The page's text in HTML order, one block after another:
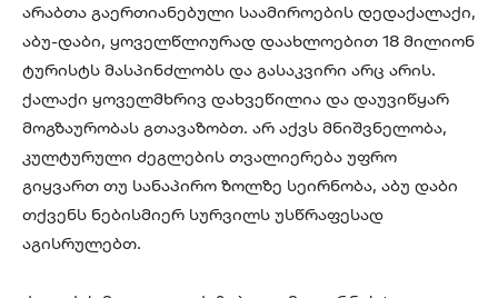
არაბთა გაერთიანებული საამიროების დედაქალაქი,
აბუ-დაბი, ყოველწლიურად დაახლოებით 18 მილიონ
ტურისტს მასპინძლობს და გასაკვირი არც არის.
ქალაქი ყოველმხრივ დახვეწილია და დაუვიწყარ
მოგზაურობას გთავაზობთ. არ აქვს მნიშვნელობა,
კულტურული ძეგლების თვალიერება უფრო
გიყვართ თუ სანაპირო ზოლზე სეირნობა, აბუ დაბი
თქვენს ნებისმიერ სურვილს უსწრაფესად
აგისრულებთ.